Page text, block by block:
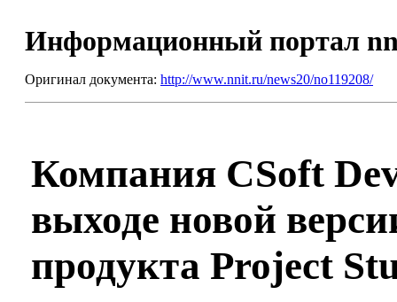
Информационный портал
Оригинал документа: http://www.nnit.ru/news20/no119208/
Компания CSoft
выходе новой
продукта Project